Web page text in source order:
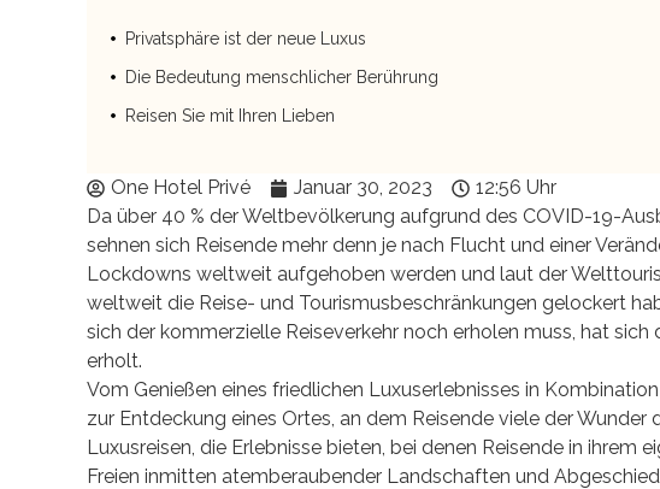
Privatsphäre ist der neue Luxus
Die Bedeutung menschlicher Berührung
Reisen Sie mit Ihren Lieben
One Hotel Privé Januar 30, 2023
12:56 Uhr
Da über 40 % der Weltbevölkerung aufgrund des COVID-19-
sehnen sich Reisende mehr denn je nach Flucht und einer
Lockdowns weltweit aufgehoben werden und laut der
weltweit die Reise- und Tourismusbeschränkungen gelockert
sich der kommerzielle Reiseverkehr noch erholen muss, hat
erholt.
Vom Genießen eines friedlichen Luxuserlebnisses in
zur Entdeckung eines Ortes, an dem Reisende viele der Wunder
Luxusreisen, die Erlebnisse bieten, bei denen Reisende in ihrem
Freien inmitten atemberaubender Landschaften und